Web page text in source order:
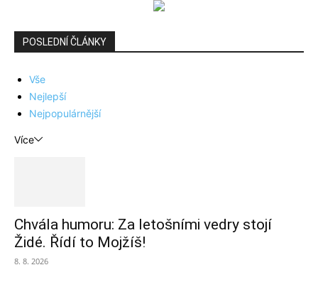
POSLEDNÍ ČLÁNKY
Vše
Nejlepší
Nejpopulárnější
Více
Chvála humoru: Za letošními vedry stojí
Židé. Řídí to Mojžíš!
8. 8. 2026